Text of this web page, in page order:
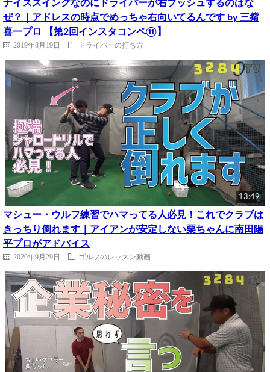
ナイススイングなのにドライバーが右プッシュするのはな
ぜ？｜アドレスの時点でめっちゃ右向いてるんです by 三觜
喜一プロ 【第2回インスタコンペ⑪】
2019年8月19日 ドライバーの打ち方
13:49
マシュー・ウルフ練習でハマってる人必見！これでクラブは
きっちり倒れます｜アイアンが安定しない栗ちゃんに南田陽
平プロがアドバイス
2020年9月29日 ゴルフのレッスン動画